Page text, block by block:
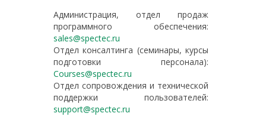
Администрация, отдел продаж
программного обеспечения:
sales@spectec.ru
Отдел консалтинга (семинары, курсы
подготовки персонала):
Courses@spectec.ru
Отдел сопровождения и технической
поддержки пользователей:
support@spectec.ru